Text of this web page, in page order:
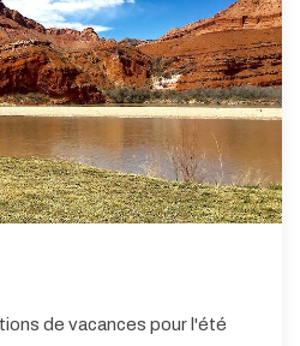
de vacances pour l'été